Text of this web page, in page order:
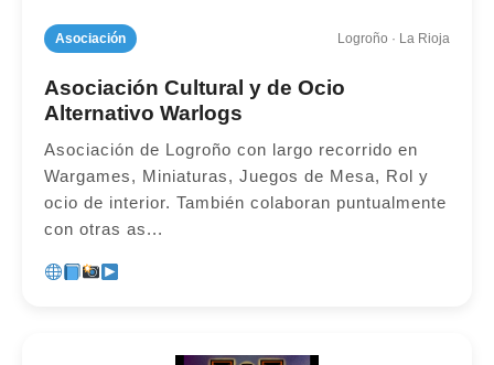
Asociación Logroño · La Rioja
Asociación Cultural y de Ocio
Alternativo Warlogs
Asociación de Logroño con largo recorrido en
Wargames, Miniaturas, Juegos de Mesa, Rol y
ocio de interior. También colaboran puntualmente
con otras as...